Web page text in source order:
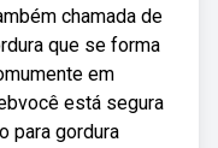
chamada de
que se forma
em
está segura
para gordura